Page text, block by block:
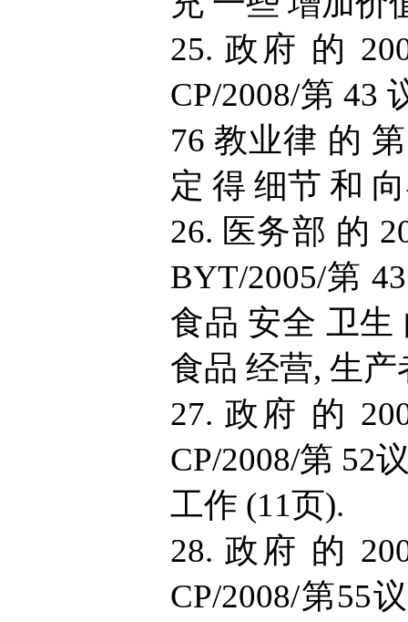
25. 政府 的
CP/2008/第 43
76 教业律 的
定 得 细节 和
26. 医务部 的
BYT/2005/第
食品 安全 卫生
食品 经营, 生产
27. 政府 的
CP/2008/第 52
工作 (11页).
28. 政府 的
CP/2008/第55